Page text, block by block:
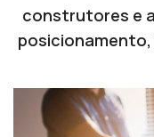
construtores e